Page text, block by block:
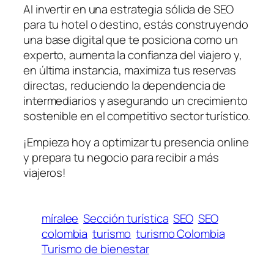
Al invertir en una estrategia sólida de SEO
para tu hotel o destino, estás construyendo
una base digital que te posiciona como un
experto, aumenta la confianza del viajero y,
en última instancia, maximiza tus reservas
directas, reduciendo la dependencia de
intermediarios y asegurando un crecimiento
sostenible en el competitivo sector turístico.
¡Empieza hoy a optimizar tu presencia online
y prepara tu negocio para recibir a más
viajeros!
míralee Sección turística SEO SEO
colombia turismo turismo Colombia
Turismo de bienestar